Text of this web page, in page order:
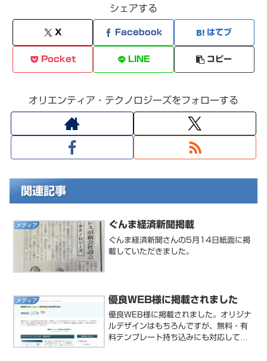
シェアする
X Facebook はてブ
Pocket LINE コピー
オリエンティア・テクノロジーズをフォローする
関連記事
メディア ぐんま経済新聞掲載
ぐんま経済新聞さんの5月14日紙面に掲
載していただきました。
メディア 優良WEB様に掲載されました
優良WEB様に掲載されました。オリジナ
ルデザインはもちろんですが、無料・有
料テンプレート持ち込みにも対応してお